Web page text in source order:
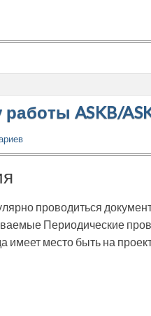
ASKB/
проводиться
Периодические
имеет место быть на